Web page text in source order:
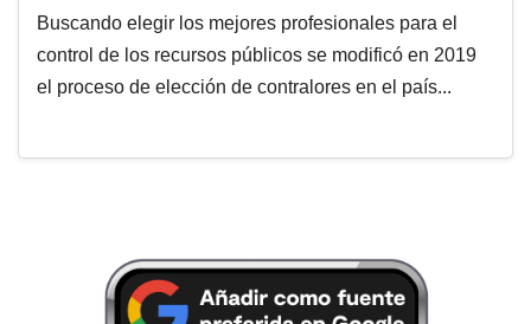
Buscando elegir los mejores profesionales para el
control de los recursos públicos se modificó en 2019
el proceso de elección de contralores en el país...